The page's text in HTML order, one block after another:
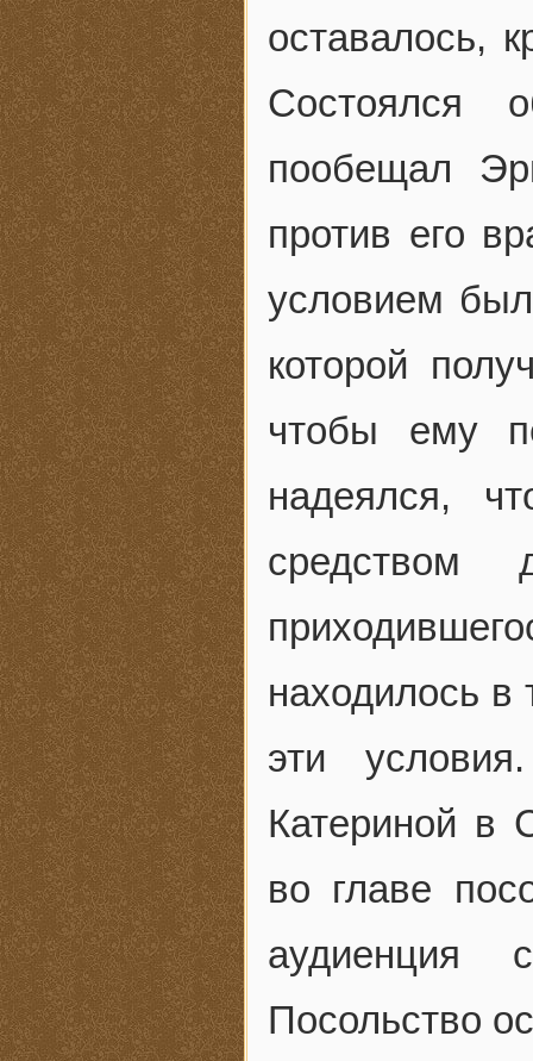
оставалось,
Состоялся
пообещал
против его
условием
которой
чтобы ему
надеялся,
средством
находилось
эти
Катериной в
во главе
аудиенция
Посольство